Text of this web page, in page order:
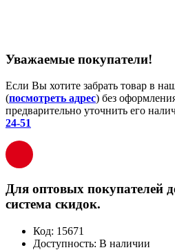
Уважаемые покупатели!
Если Вы хотите забрать товар в
(посмотреть адрес) без
предварительно уточнить его
24-51
Для оптовых покупателей
система скидок.
Код: 15671
Доступность: В наличии